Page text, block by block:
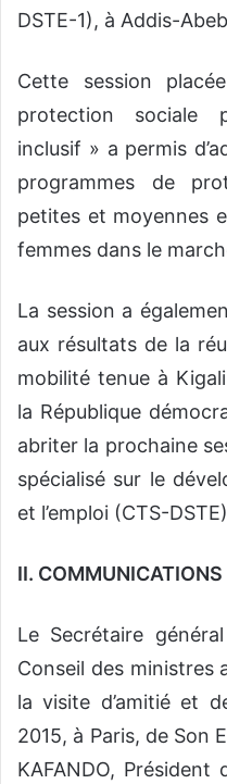
DSTE-1), à Addis-
Cette session
protection sociale
inclusif » a permis
programmes de
petites et moyennes
femmes dans le
La session a
aux résultats de la
mobilité tenue à
la République
abriter la prochaine
spécialisé sur le
et l’emploi (CTS-
II. COMMUNICATIONS
Le Secrétaire
Conseil des ministres
la visite d’amitié et
2015, à Paris, de Son
KAFANDO,